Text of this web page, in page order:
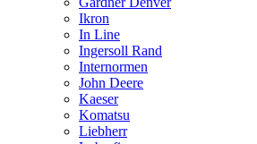
Ikron
In Line
Ingersoll Rand
Internormen
John Deere
Kaeser
Komatsu
Liebherr